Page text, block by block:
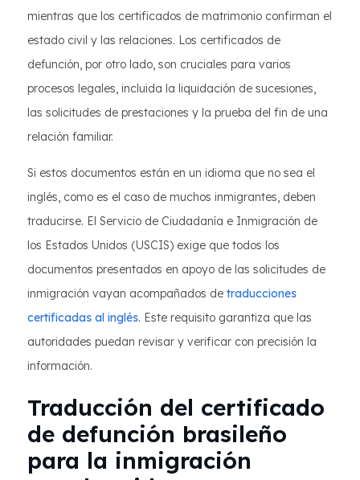
mientras que los certificados de matrimonio confirman el
estado civil y las relaciones. Los certificados de
defunción, por otro lado, son cruciales para varios
procesos legales, incluida la liquidación de sucesiones,
las solicitudes de prestaciones y la prueba del fin de una
relación familiar.
Si estos documentos están en un idioma que no sea el
inglés, como es el caso de muchos inmigrantes, deben
traducirse. El Servicio de Ciudadanía e Inmigración de
los Estados Unidos (USCIS) exige que todos los
documentos presentados en apoyo de las solicitudes de
inmigración vayan acompañados de traducciones
certificadas al inglés. Este requisito garantiza que las
autoridades puedan revisar y verificar con precisión la
información.
Traducción del certificado
de defunción brasileño
para la inmigración